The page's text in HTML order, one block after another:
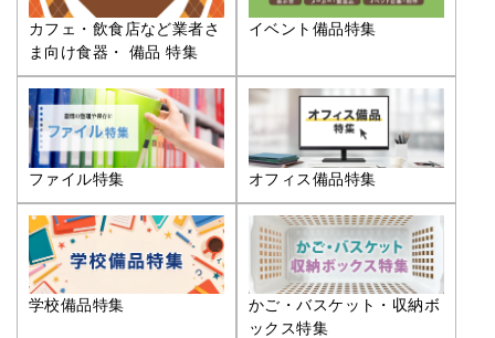
カフェ・飲食店など業者さ
ま向け食器・ 備品 特集
イベント備品特集
ファイル特集 オフィス備品特集
学校備品特集
かご・バスケット・収納ボ
ックス特集